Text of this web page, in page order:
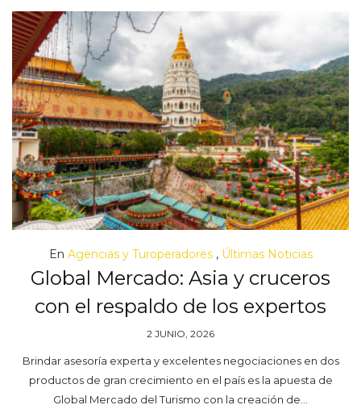
En Agencias y Turoperadores, Últimas Noticias
Global Mercado: Asia y cruceros
con el respaldo de los expertos
2 JUNIO, 2026
Brindar asesoría experta y excelentes negociaciones en dos
productos de gran crecimiento en el país es la apuesta de
Global Mercado del Turismo con la creación de…